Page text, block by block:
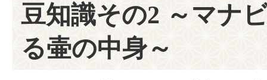
豆知識その2 ～マナ
る壷の中身～